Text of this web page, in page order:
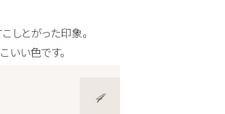
しとがった印象。
いい色です。